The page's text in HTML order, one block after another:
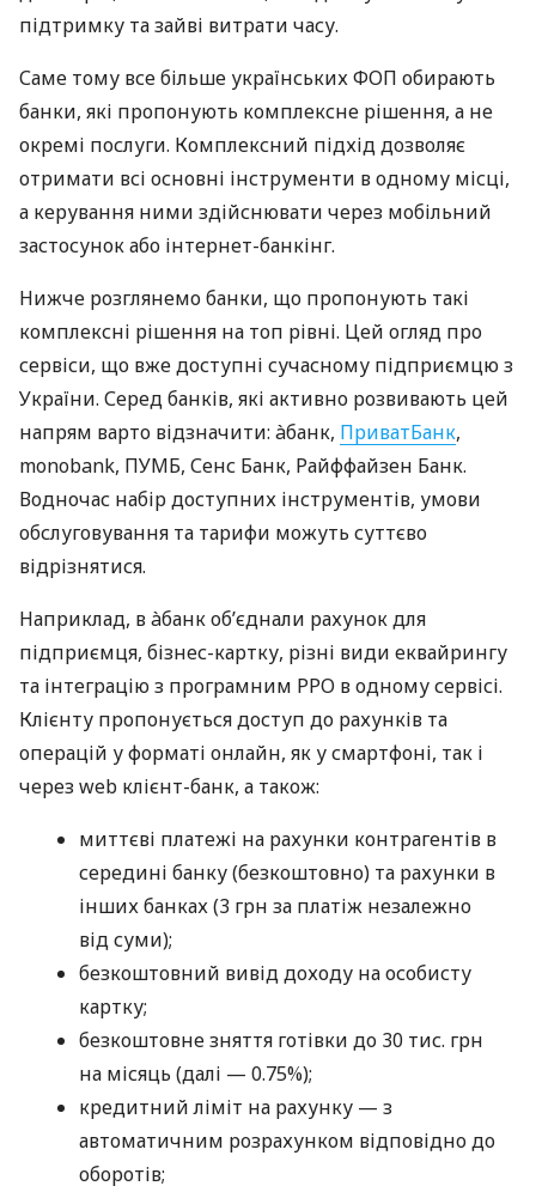
підтримку та зайві витрати часу.
Саме тому все більше українських ФОП обирають
банки, які пропонують комплексне рішення, а не
окремі послуги. Комплексний підхід дозволяє
отримати всі основні інструменти в одному місці,
а керування ними здійснювати через мобільний
застосунок або інтернет-банкінг.
Нижче розглянемо банки, що пропонують такі
комплексні рішення на топ рівні. Цей огляд про
сервіси, що вже доступні сучасному підприємцю з
України. Серед банків, які активно розвивають цей
напрям варто відзначити: àбанк, ПриватБанк,
monobank, ПУМБ, Сенс Банк, Райффайзен Банк.
Водночас набір доступних інструментів, умови
обслуговування та тарифи можуть суттєво
відрізнятися.
Наприклад, в àбанк об’єднали рахунок для
підприємця, бізнес-картку, різні види еквайрингу
та інтеграцію з програмним РРО в одному сервісі.
Клієнту пропонується доступ до рахунків та
операцій у форматі онлайн, як у смартфоні, так і
через web клієнт-банк, а також:
миттєві платежі на рахунки контрагентів в
середині банку (безкоштовно) та рахунки в
інших банках (3 грн за платіж незалежно
від суми);
безкоштовний вивід доходу на особисту
картку;
безкоштовне зняття готівки до 30 тис. грн
на місяць (далі — 0.75%);
кредитний ліміт на рахунку — з
автоматичним розрахунком відповідно до
оборотів;